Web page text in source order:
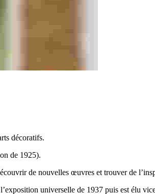
décoratifs.
de 1925).
de nouvelles œuvres et trouver de
universelle de 1937 puis est élu